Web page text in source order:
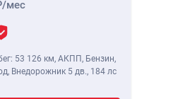
/мес
53 126 км, АКПП, Бензин,
Внедорожник 5 дв., 184 лс